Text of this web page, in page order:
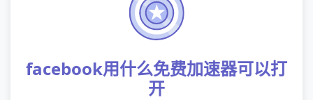
facebook用什么免费加速器可以打
开